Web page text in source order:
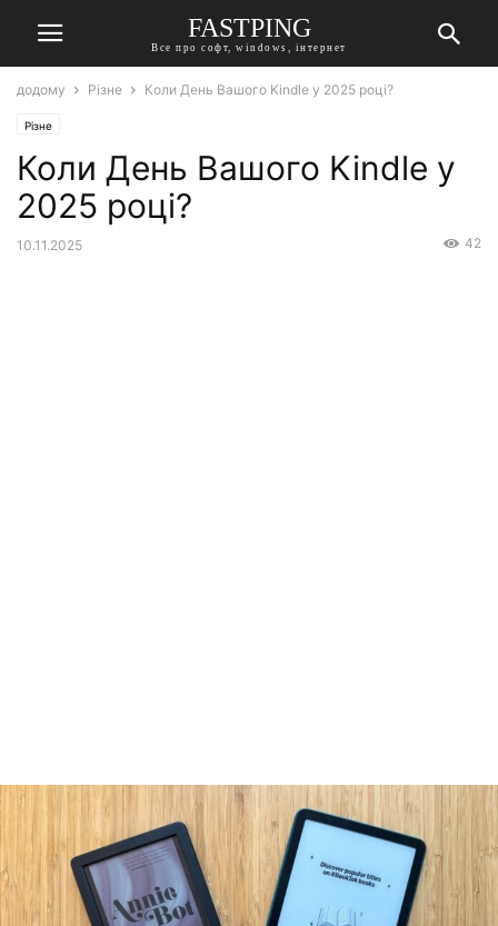
FASTPING
Все про софт, windows, інтернет
додому Різне Коли День Вашого Kindle у 2025 році?
Різне
Коли День Вашого Kindle у
2025 році?
10.11.2025 42